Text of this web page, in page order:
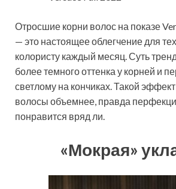
Отросшие корни волос на показе
— это настоящее облегчение для
колористу каждый месяц. Суть
более темного оттенка у корней и
светлому на кончиках. Такой
волосы объемнее, правда
понравится вряд ли.
«‎Мокрая»